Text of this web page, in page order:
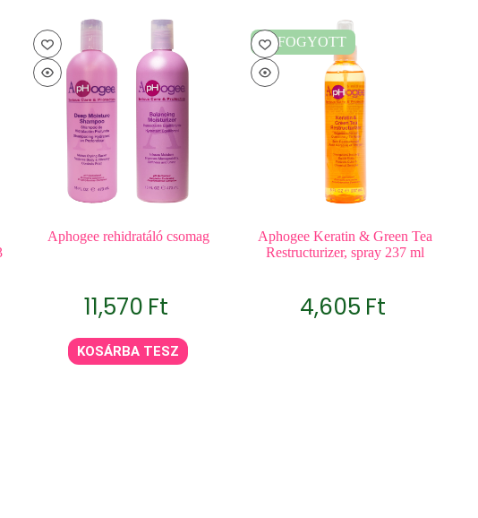
Aphogee rehidratáló csomag
11,570 Ft
KOSÁRBA TESZ
ELFOGYOTT
Aphogee Keratin & Green Tea
Restructurizer, spray 237 ml
4,605 Ft